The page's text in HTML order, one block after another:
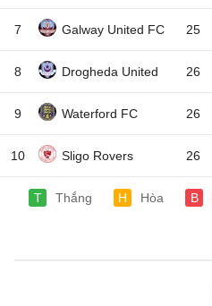
7 Galway United FC 25
8 Drogheda United 26
9 Waterford FC 26
10 Sligo Rovers 26
T Thắng H Hòa B